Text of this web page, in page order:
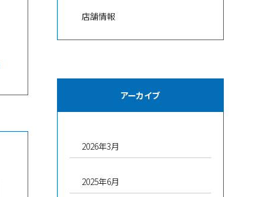
店舗情報
アーカイブ
2026年3月
2025年6月